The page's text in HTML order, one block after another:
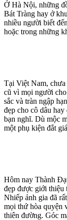
Ở Hà Nội, những
Bát Tràng hay ở
nhiều người biết
hoặc trong những
Tại Việt Nam,
cũ vì mọi người
sắc và tràn ngập
đẹp cho cô dâu
bạn nghĩ. Dù mộc
một phụ kiện đắt
Hôm nay Thành
đẹp được giới thiệu
Nhiếp ảnh gia đã
mọi thứ hòa quyện
thiên đường. Góc